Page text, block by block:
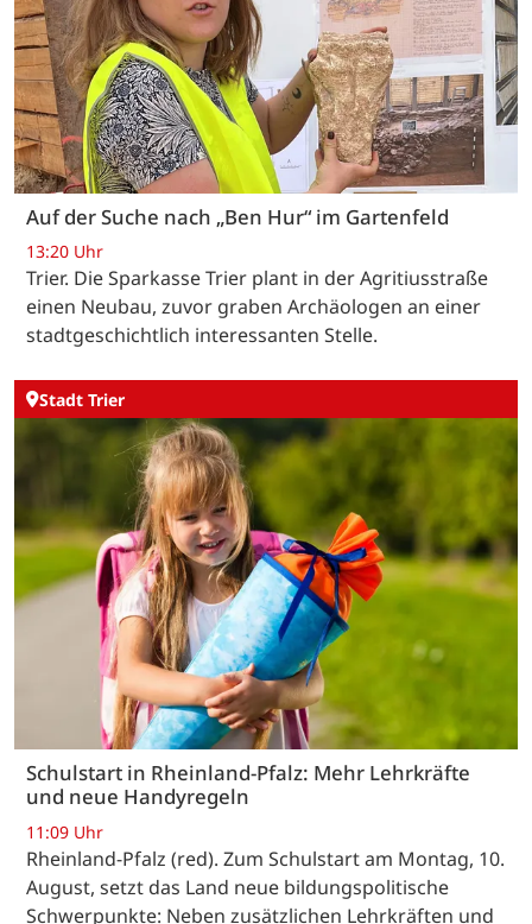
Auf der Suche nach „Ben Hur“ im Gartenfeld
13:20 Uhr
Trier. Die Sparkasse Trier plant in der Agritiusstraße
einen Neubau, zuvor graben Archäologen an einer
stadtgeschichtlich interessanten Stelle.
Stadt Trier
Schulstart in Rheinland-Pfalz: Mehr Lehrkräfte
und neue Handyregeln
11:09 Uhr
Rheinland-Pfalz (red). Zum Schulstart am Montag, 10.
August, setzt das Land neue bildungspolitische
Schwerpunkte: Neben zusätzlichen Lehrkräften und